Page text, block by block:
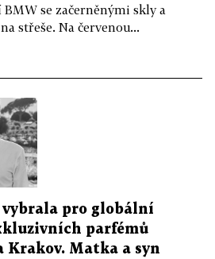
se začerněnými skly a
střeše. Na červenou...
vybrala pro globální
parfémů
Krakov. Matka a syn